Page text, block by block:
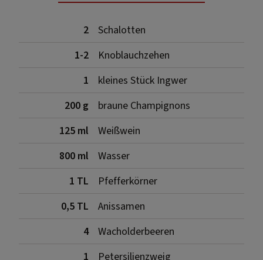
2
Schalotten
1-2
Knoblauchzehen
1
kleines Stück Ingwer
200 g
braune Champignons
125 ml
Weißwein
800 ml
Wasser
1 TL
Pfefferkörner
0,5 TL
Anissamen
4
Wacholderbeeren
1
Petersilienzweig